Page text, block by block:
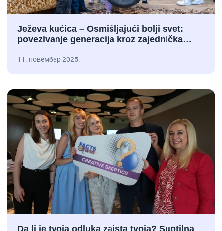
Ježeva kućica – Osmišljajući bolji svet:
povezivanje generacija kroz zajednička…
11. новембар 2025.
Da li je tvoja odluka zaista tvoja? Suptilna